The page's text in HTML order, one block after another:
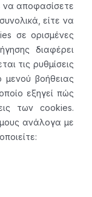
να αποφασίσετε
είτε να
σε ορισμένες
διαφέρει
τις ρυθμίσεις
βοήθειας
εξηγεί πώς
των cookies.
ανάλογα με